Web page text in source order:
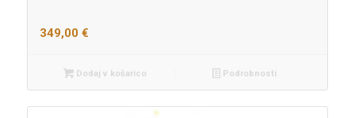
349,00 €
Dodaj v košarico Podrobnosti